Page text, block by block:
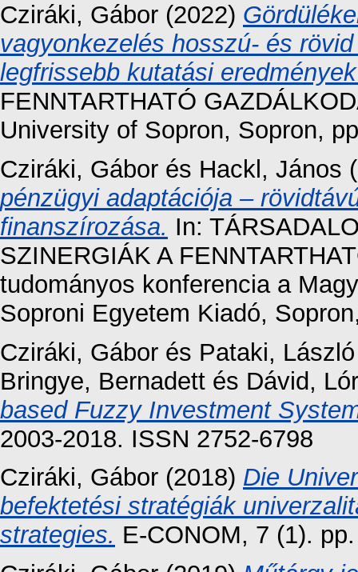
Cziráki, Gábor (2022)
vagyonkezelés hosszú- és
legfrissebb kutatási
FENNTARTHATÓ
University of Sopron, Sopron,
Cziráki, Gábor és Hackl, János
pénzügyi adaptációja –
finanszírozása. In:
SZINERGIÁK A
tudományos konferencia a
Soproni Egyetem Kiadó,
Cziráki, Gábor és Pataki, László
Bringye, Bernadett és Dávid,
based Fuzzy Investment
2003-2018. ISSN 2752-6798
Cziráki, Gábor (2018) Die
befektetési stratégiák
strategies. E-CONOM, 7 (1).